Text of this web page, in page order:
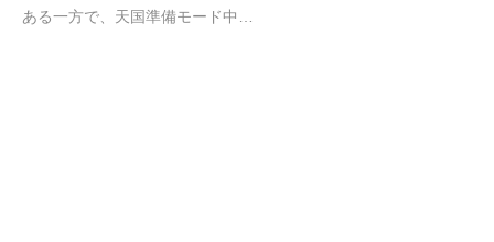
ある一方で、天国準備モード中…